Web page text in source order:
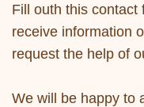
Fill outh this contact
receive information
request the help of
We will be happy to